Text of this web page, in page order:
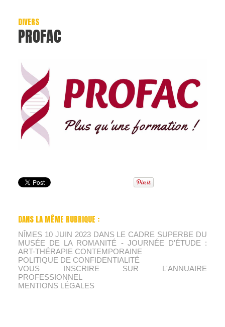
DIVERS
PROFAC
DANS LA MÊME RUBRIQUE :
NÎMES 10 JUIN 2023 DANS LE CADRE SUPERBE DU
MUSÉE DE LA ROMANITÉ - JOURNÉE D'ÉTUDE :
ART-THÉRAPIE CONTEMPORAINE
POLITIQUE DE CONFIDENTIALITÉ
VOUS INSCRIRE SUR L'ANNUAIRE
PROFESSIONNEL
MENTIONS LÉGALES